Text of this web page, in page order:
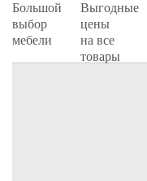
Большой
выбор
мебели
Выгодные
цены
на все
товары